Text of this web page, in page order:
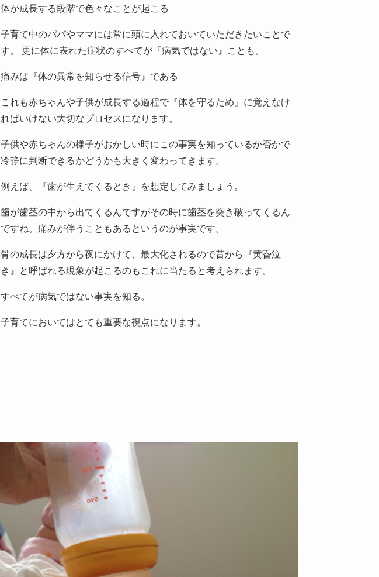
体が成長する段階で色々なことが起こる
子育て中のパパやママには常に頭に入れておいていただきたいことで
す。 更に体に表れた症状のすべてが『病気ではない』ことも。
痛みは『体の異常を知らせる信号』である
これも赤ちゃんや子供が成長する過程で『体を守るため』に覚えなけ
ればいけない大切なプロセスになります。
子供や赤ちゃんの様子がおかしい時にこの事実を知っているか否かで
冷静に判断できるかどうかも大きく変わってきます。
例えば、『歯が生えてくるとき』を想定してみましょう。
歯が歯茎の中から出てくるんですがその時に歯茎を突き破ってくるん
ですね。痛みが伴うこともあるというのが事実です。
骨の成長は夕方から夜にかけて、最大化されるので昔から『黄昏泣
き』と呼ばれる現象が起こるのもこれに当たると考えられます。
すべてが病気ではない事実を知る。
子育てにおいてはとても重要な視点になります。